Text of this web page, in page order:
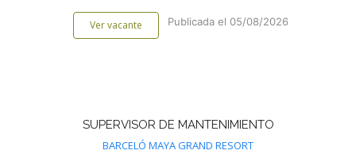
Ver vacante Publicada el 05/08/2026
SUPERVISOR DE MANTENIMIENTO
BARCELÓ MAYA GRAND RESORT